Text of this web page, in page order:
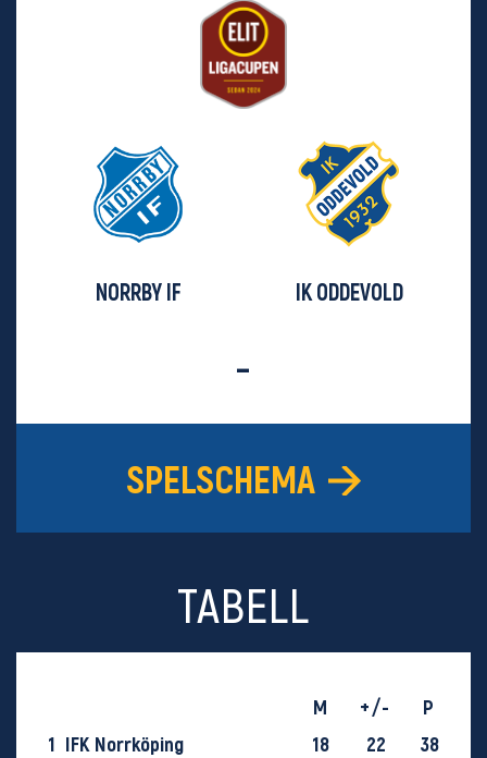
NORRBY IF IK ODDEVOLD
-
SPELSCHEMA
TABELL
M +/-
P
1 IFK Norrköping 18 22
38